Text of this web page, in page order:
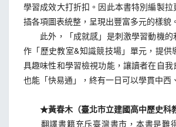
學習成效大打折扣。因此本書特別編製拉
插各項圖表統整，呈現出豐富多元的樣貌。
此外，「成就感」是刺激學習動機的
作「歷史教室&知識競技場」單元，提供
具趣味性和學習檢視功能，讓讀者在自
也能「快易通」，終有一日可以學貫中西
★黃春木（臺北市立建國高中歷史科
翻譯書籍充斥臺灣書市，本書是難